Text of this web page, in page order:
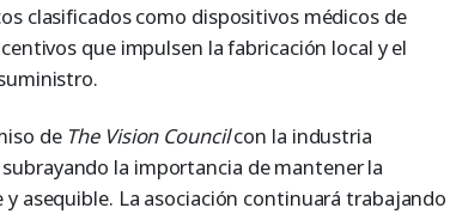
clasificados como dispositivos médicos de
que impulsen la fabricación local y el
de The Vision Councilcon la industria
la importancia de mantener la
asequible. La asociación continuará trabajando